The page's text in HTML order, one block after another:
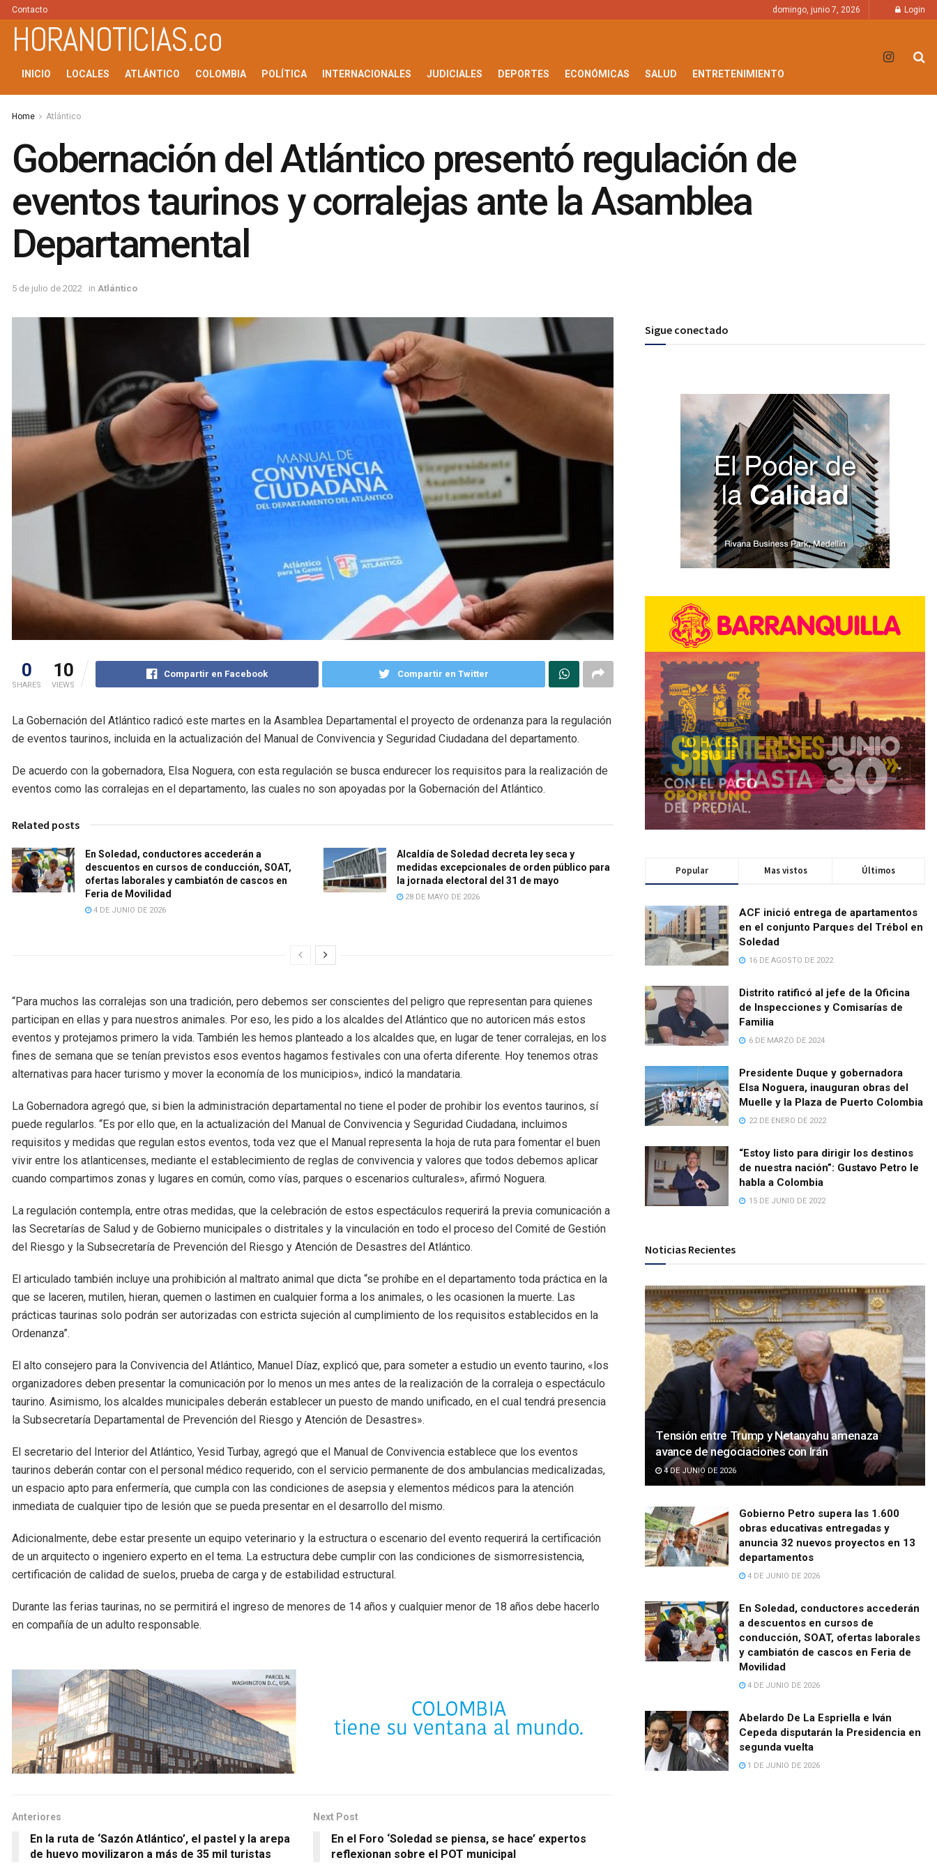
Contacto domingo, junio 7, 2026 Login
HORANOTICIAS.co
INICIO LOCALES ATLÁNTICO COLOMBIA POLÍTICA INTERNACIONALES JUDICIALES DEPORTES ECONÓMICAS SALUD ENTRETENIMIENTO
Home Atlántico
Gobernación del Atlántico presentó regulación de
eventos taurinos y corralejas ante la Asamblea
Departamental
5 de julio de 2022 in Atlántico
0
SHARES
10
VIEWS
Compartir en Facebook Compartir en Twitter
La Gobernación del Atlántico radicó este martes en la Asamblea Departamental el proyecto de ordenanza para la regulación
de eventos taurinos, incluida en la actualización del Manual de Convivencia y Seguridad Ciudadana del departamento.
De acuerdo con la gobernadora, Elsa Noguera, con esta regulación se busca endurecer los requisitos para la realización de
eventos como las corralejas en el departamento, las cuales no son apoyadas por la Gobernación del Atlántico.
Related posts
En Soledad, conductores accederán a
descuentos en cursos de conducción, SOAT,
ofertas laborales y cambiatón de cascos en
Feria de Movilidad
4 DE JUNIO DE 2026
Alcaldía de Soledad decreta ley seca y
medidas excepcionales de orden público para
la jornada electoral del 31 de mayo
28 DE MAYO DE 2026
“Para muchos las corralejas son una tradición, pero debemos ser conscientes del peligro que representan para quienes
participan en ellas y para nuestros animales. Por eso, les pido a los alcaldes del Atlántico que no autoricen más estos
eventos y protejamos primero la vida. También les hemos planteado a los alcaldes que, en lugar de tener corralejas, en los
fines de semana que se tenían previstos esos eventos hagamos festivales con una oferta diferente. Hoy tenemos otras
alternativas para hacer turismo y mover la economía de los municipios», indicó la mandataria.
La Gobernadora agregó que, si bien la administración departamental no tiene el poder de prohibir los eventos taurinos, sí
puede regularlos. “Es por ello que, en la actualización del Manual de Convivencia y Seguridad Ciudadana, incluimos
requisitos y medidas que regulan estos eventos, toda vez que el Manual representa la hoja de ruta para fomentar el buen
vivir entre los atlanticenses, mediante el establecimiento de reglas de convivencia y valores que todos debemos aplicar
cuando compartimos zonas y lugares en común, como vías, parques o escenarios culturales», afirmó Noguera.
La regulación contempla, entre otras medidas, que la celebración de estos espectáculos requerirá la previa comunicación a
las Secretarías de Salud y de Gobierno municipales o distritales y la vinculación en todo el proceso del Comité de Gestión
del Riesgo y la Subsecretaría de Prevención del Riesgo y Atención de Desastres del Atlántico.
El articulado también incluye una prohibición al maltrato animal que dicta “se prohíbe en el departamento toda práctica en la
que se laceren, mutilen, hieran, quemen o lastimen en cualquier forma a los animales, o les ocasionen la muerte. Las
prácticas taurinas solo podrán ser autorizadas con estricta sujeción al cumplimiento de los requisitos establecidos en la
Ordenanza”.
El alto consejero para la Convivencia del Atlántico, Manuel Díaz, explicó que, para someter a estudio un evento taurino, «los
organizadores deben presentar la comunicación por lo menos un mes antes de la realización de la corraleja o espectáculo
taurino. Asimismo, los alcaldes municipales deberán establecer un puesto de mando unificado, en el cual tendrá presencia
la Subsecretaría Departamental de Prevención del Riesgo y Atención de Desastres».
El secretario del Interior del Atlántico, Yesid Turbay, agregó que el Manual de Convivencia establece que los eventos
taurinos deberán contar con el personal médico requerido, con el servicio permanente de dos ambulancias medicalizadas,
un espacio apto para enfermería, que cumpla con las condiciones de asepsia y elementos médicos para la atención
inmediata de cualquier tipo de lesión que se pueda presentar en el desarrollo del mismo.
Adicionalmente, debe estar presente un equipo veterinario y la estructura o escenario del evento requerirá la certificación
de un arquitecto o ingeniero experto en el tema. La estructura debe cumplir con las condiciones de sismorresistencia,
certificación de calidad de suelos, prueba de carga y de estabilidad estructural.
Durante las ferias taurinas, no se permitirá el ingreso de menores de 14 años y cualquier menor de 18 años debe hacerlo
en compañía de un adulto responsable.
Anteriores
En la ruta de ‘Sazón Atlántico’, el pastel y la arepa
de huevo movilizaron a más de 35 mil turistas
Next Post
En el Foro ‘Soledad se piensa, se hace’ expertos
reflexionan sobre el POT municipal
Sigue conectado
Popular Mas vistos Últimos
ACF inició entrega de apartamentos
en el conjunto Parques del Trébol en
Soledad
16 DE AGOSTO DE 2022
Distrito ratificó al jefe de la Oficina
de Inspecciones y Comisarías de
Familia
6 DE MARZO DE 2024
Presidente Duque y gobernadora
Elsa Noguera, inauguran obras del
Muelle y la Plaza de Puerto Colombia
22 DE ENERO DE 2022
“Estoy listo para dirigir los destinos
de nuestra nación”: Gustavo Petro le
habla a Colombia
15 DE JUNIO DE 2022
Noticias Recientes
Tensión entre Trump y Netanyahu amenaza
avance de negociaciones con Irán
4 DE JUNIO DE 2026
Gobierno Petro supera las 1.600
obras educativas entregadas y
anuncia 32 nuevos proyectos en 13
departamentos
4 DE JUNIO DE 2026
En Soledad, conductores accederán
a descuentos en cursos de
conducción, SOAT, ofertas laborales
y cambiatón de cascos en Feria de
Movilidad
4 DE JUNIO DE 2026
Abelardo De La Espriella e Iván
Cepeda disputarán la Presidencia en
segunda vuelta
1 DE JUNIO DE 2026